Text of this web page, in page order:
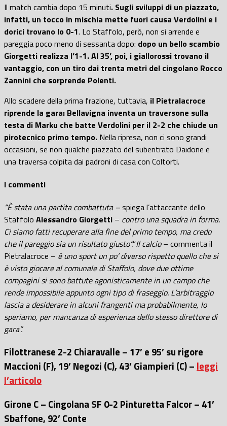
Il match cambia dopo 15 minuti. Sugli sviluppi di un piazzato,
infatti, un tocco in mischia mette fuori causa Verdolini e i
dorici trovano lo 0-1. Lo Staffolo, però, non si arrende e
pareggia poco meno di sessanta dopo: dopo un bello scambio
Giorgetti realizza l’1-1. Al 35’, poi, i giallorossi trovano il
vantaggio, con un tiro dai trenta metri del cingolano Rocco
Zannini che sorprende Polenti.
Allo scadere della prima frazione, tuttavia, il Pietralacroce
riprende la gara: Bellavigna inventa un traversone sulla
testa di Marku che batte Verdolini per il 2-2 che chiude un
pirotecnico primo tempo. Nella ripresa, non ci sono grandi
occasioni, se non qualche piazzato del subentrato Daidone e
una traversa colpita dai padroni di casa con Coltorti.
I commenti
“È stata una partita combattuta –spiega l’attaccante dello
Staffolo Alessandro Giorgetti – contro una squadra in forma.
Ci siamo fatti recuperare alla fine del primo tempo, ma credo
che il pareggio sia un risultato giusto”.“Il calcio– commenta il
Pietralacroce – è uno sport un po’ diverso rispetto quello che si
è visto giocare al comunale di Staffolo, dove due ottime
compagini si sono battute agonisticamente in un campo che
rende impossibile appunto ogni tipo di fraseggio. L’arbitraggio
lascia a desiderare in alcuni frangenti ma probabilmente, lo
speriamo, per mancanza di esperienza dello stesso direttore di
gara”.
Filottranese 2-2 Chiaravalle – 17’ e 95’ su rigore
Maccioni (F), 19’ Negozi (C), 43’ Giampieri (C) – leggi
l’articolo
Girone C – Cingolana SF 0-2 Pinturetta Falcor – 41’
Sbaffone, 92’ Conte